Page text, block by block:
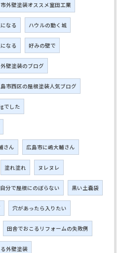
外壁塗装オススメ室田工業
なる ハウルの動く城
なる 好みの壁で
外壁塗装のブログ
市西区の屋根塗装人気ブログ
でした
さん 広島市に嶋大輔さん
塗れ塗れ ヌレヌレ
分で屋根にのぼらない 黒い土嚢袋
穴があったら入りたい
田舎でおこるリフォームの失敗例
外壁塗装